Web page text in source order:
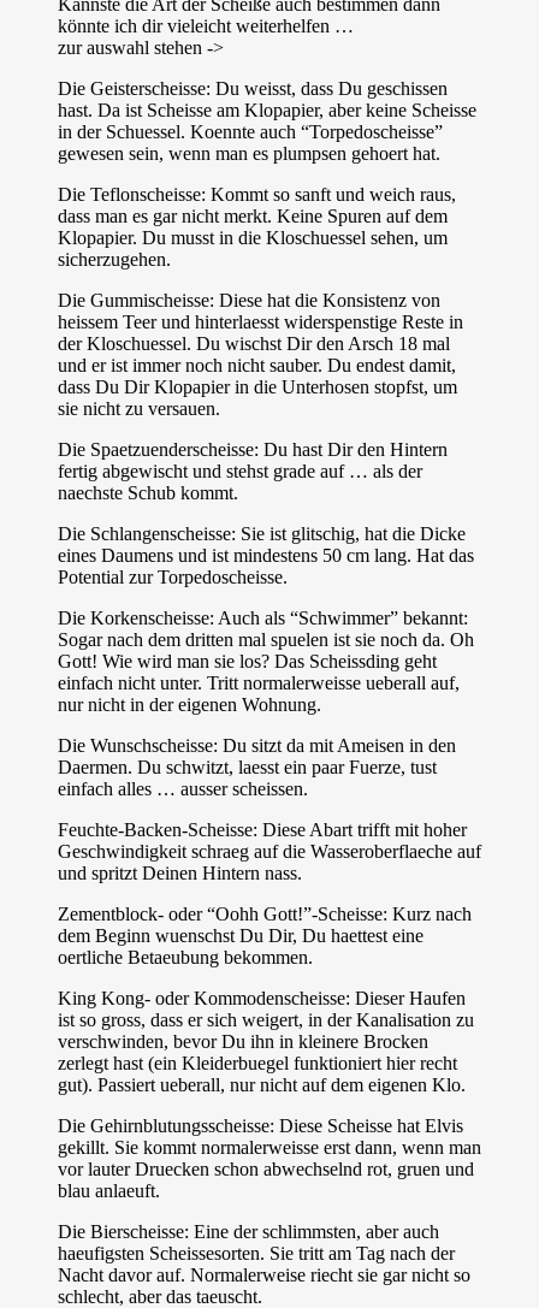
könnte ich dir vieleicht weiterhelfen …
zur auswahl stehen ->
Die Geisterscheisse: Du weisst, dass Du geschissen
hast. Da ist Scheisse am Klopapier, aber keine Scheisse
in der Schuessel. Koennte auch “Torpedoscheisse”
gewesen sein, wenn man es plumpsen gehoert hat.
Die Teflonscheisse: Kommt so sanft und weich raus,
dass man es gar nicht merkt. Keine Spuren auf dem
Klopapier. Du musst in die Kloschuessel sehen, um
sicherzugehen.
Die Gummischeisse: Diese hat die Konsistenz von
heissem Teer und hinterlaesst widerspenstige Reste in
der Kloschuessel. Du wischst Dir den Arsch 18 mal
und er ist immer noch nicht sauber. Du endest damit,
dass Du Dir Klopapier in die Unterhosen stopfst, um
sie nicht zu versauen.
Die Spaetzuenderscheisse: Du hast Dir den Hintern
fertig abgewischt und stehst grade auf … als der
naechste Schub kommt.
Die Schlangenscheisse: Sie ist glitschig, hat die Dicke
eines Daumens und ist mindestens 50 cm lang. Hat das
Potential zur Torpedoscheisse.
Die Korkenscheisse: Auch als “Schwimmer” bekannt:
Sogar nach dem dritten mal spuelen ist sie noch da. Oh
Gott! Wie wird man sie los? Das Scheissding geht
einfach nicht unter. Tritt normalerweisse ueberall auf,
nur nicht in der eigenen Wohnung.
Die Wunschscheisse: Du sitzt da mit Ameisen in den
Daermen. Du schwitzt, laesst ein paar Fuerze, tust
einfach alles … ausser scheissen.
Feuchte-Backen-Scheisse: Diese Abart trifft mit hoher
Geschwindigkeit schraeg auf die Wasseroberflaeche auf
und spritzt Deinen Hintern nass.
Zementblock- oder “Oohh Gott!”-Scheisse: Kurz nach
dem Beginn wuenschst Du Dir, Du haettest eine
oertliche Betaeubung bekommen.
King Kong- oder Kommodenscheisse: Dieser Haufen
ist so gross, dass er sich weigert, in der Kanalisation zu
verschwinden, bevor Du ihn in kleinere Brocken
zerlegt hast (ein Kleiderbuegel funktioniert hier recht
gut). Passiert ueberall, nur nicht auf dem eigenen Klo.
Die Gehirnblutungsscheisse: Diese Scheisse hat Elvis
gekillt. Sie kommt normalerweisse erst dann, wenn man
vor lauter Druecken schon abwechselnd rot, gruen und
blau anlaeuft.
Die Bierscheisse: Eine der schlimmsten, aber auch
haeufigsten Scheissesorten. Sie tritt am Tag nach der
Nacht davor auf. Normalerweise riecht sie gar nicht so
schlecht, aber das taeuscht.